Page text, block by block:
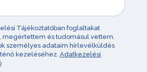
Tájékoztatóban foglaltakat
megértettem és tudomásul vettem.
személyes adataim hírlevélküldés
kezeléséhez. Adatkezelési